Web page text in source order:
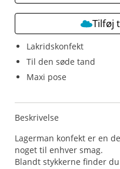
Lakridskonfekt
Til den søde tand
Maxi pose
Tilføj
Beskrivelse
Lagerman konfekt er en
noget til enhver smag.
Blandt stykkerne finder